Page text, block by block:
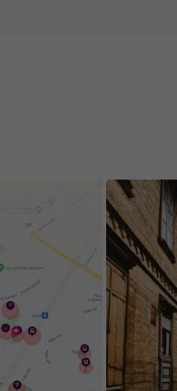
replaced,
objects are
fog).
The game's
we
existing